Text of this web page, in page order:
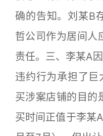
确的告知。刘某B
哲公司作为居间人
责任。三、李某A
违约行为承担了
买涉案店铺的目的
买时间正值于李某